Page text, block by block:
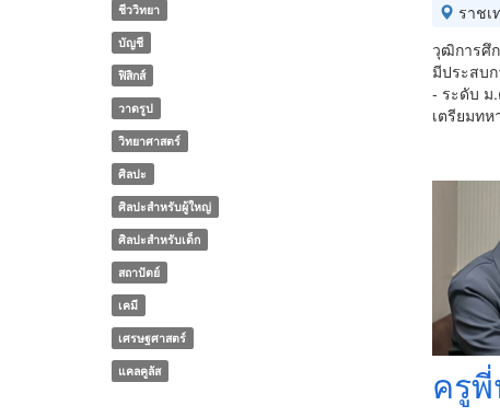
ราชเ
วุฒิการศึ
มีประสบ
- ระดับ ม
เตรียมท
ครู
ชีววิทยา
บัญชี
ฟิสิกส์
วาดรูป
วิทยาศาสตร์
ศิลปะ
ศิลปะสำหรับผู้ใหญ่
ศิลปะสำหรับเด็ก
สถาปัตย์
เคมี
เศรษฐศาสตร์
แคลคูลัส